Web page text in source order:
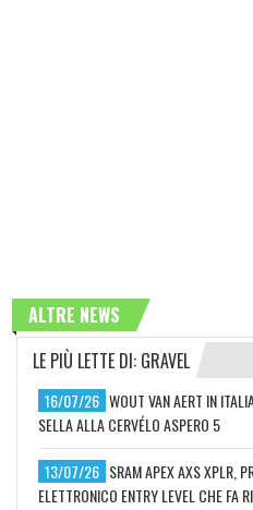
ALTRE NEWS
LE PIÙ LETTE DI: GRAVEL
16/07/26 WOUT VAN AERT IN
SELLA ALLA CERVÉLO ASPERO 5
13/07/26 SRAM APEX AXS XPLR,
ELETTRONICO ENTRY LEVEL CHE FA